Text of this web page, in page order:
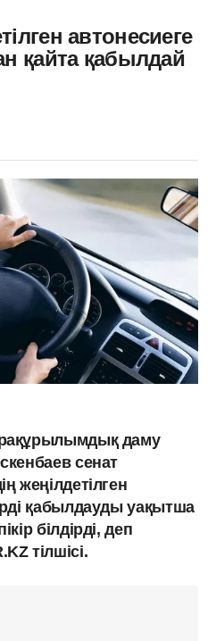
автонесиеге
қайта қабылдай
даму
сенат
жеңілдетілген
қабылдауды уақытша
білдірді, деп
тілшісі.